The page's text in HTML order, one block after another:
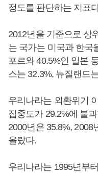
정도를 판단하는 지표
2012년을 기준으로 상
는 국가는 미국과 한국
포르와 40.5%인 일본
스는 32.3%, 뉴질랜드
우리나라는 외환위기
집중도가 29.2%에 불
2000년은 35.8%, 2008
올랐다.
우리나라는 1995년부